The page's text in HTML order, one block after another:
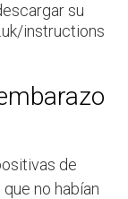
su
instructions
de
no habían